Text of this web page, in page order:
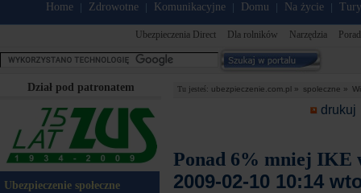
Home Zdrowotne Komunikacyjne Domu Na życie
Ubezpieczenia Direct Dla rolników Narzędzia
Dział pod patronatem
Ubezpieczenie społeczne
Tu jesteś: ubezpieczenie.com.pl » spoleczne »
drukuj
Ponad 6% mniej IKE
2009-02-10 10:14